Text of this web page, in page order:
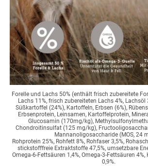
Forelle und Lachs 50% (enthält frisch zubereitete
Lachs 11%, frisch zubereiteten Lachs 4%, Lachsöl
Süßkartoffel (24%), Kartoffeln, Erbsen (6%),
Erbsenprotein, Leinsamen, Kartoffelprotein,
Glucosamin (170mg/kg),
Chondroitinsulfat (125 mg/kg),
Mannanoligosaccharide (MOS, 24
Rohprotein 25%, Rohfett 8%, Rohfaser 3,5%,
stickstofffreie Extraktstoffe 47,5%, umsetzbare
Omega-6-Fettsäuren 1,4%, Omega-3-Fettsäuren
0,9%.